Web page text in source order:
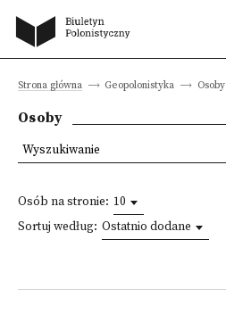
Strona główna Geopolonistyka Osoby
Osoby
Osób na stronie: 10
Sortuj według: Ostatnio dodane
Wyszukiwanie